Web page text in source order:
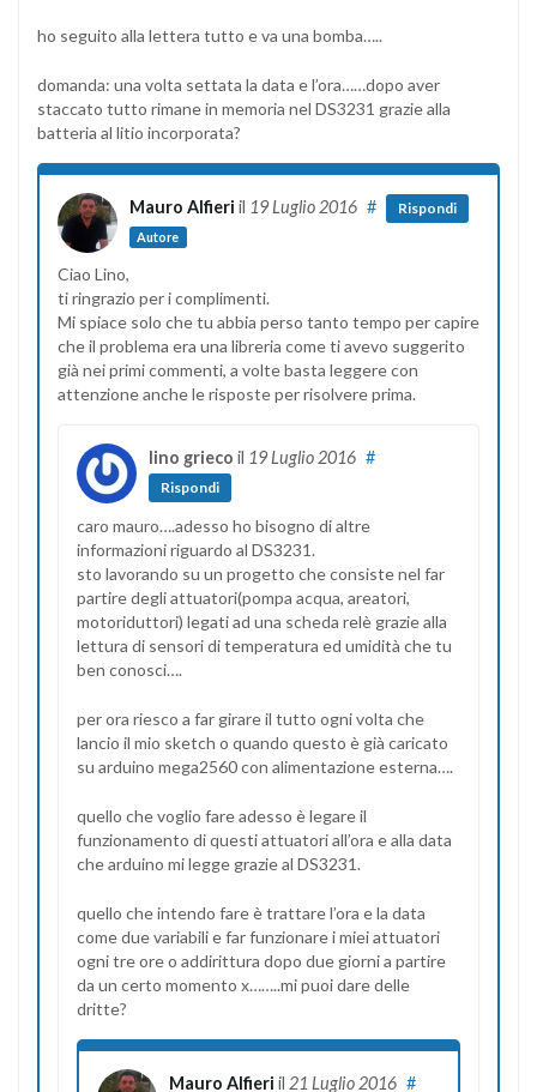
ho seguito alla lettera tutto e va una bomba…..
domanda: una volta settata la data e l’ora……dopo aver
staccato tutto rimane in memoria nel DS3231 grazie alla
batteria al litio incorporata?
Mauro Alfieri il 19 Luglio 2016
Autore
# Rispondi
Ciao Lino,
ti ringrazio per i complimenti.
Mi spiace solo che tu abbia perso tanto tempo per capire
che il problema era una libreria come ti avevo suggerito
già nei primi commenti, a volte basta leggere con
attenzione anche le risposte per risolvere prima.
lino grieco il 19 Luglio 2016 #
Rispondi
caro mauro….adesso ho bisogno di altre
informazioni riguardo al DS3231.
sto lavorando su un progetto che consiste nel far
partire degli attuatori(pompa acqua, areatori,
motoriduttori) legati ad una scheda relè grazie alla
lettura di sensori di temperatura ed umidità che tu
ben conosci….
per ora riesco a far girare il tutto ogni volta che
lancio il mio sketch o quando questo è già caricato
su arduino mega2560 con alimentazione esterna….
quello che voglio fare adesso è legare il
funzionamento di questi attuatori all’ora e alla data
che arduino mi legge grazie al DS3231.
quello che intendo fare è trattare l’ora e la data
come due variabili e far funzionare i miei attuatori
ogni tre ore o addirittura dopo due giorni a partire
da un certo momento x……..mi puoi dare delle
dritte?
Mauro Alfieri il 21 Luglio 2016 #